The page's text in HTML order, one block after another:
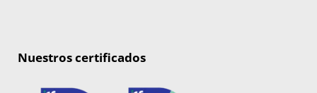
Nuestros certificados